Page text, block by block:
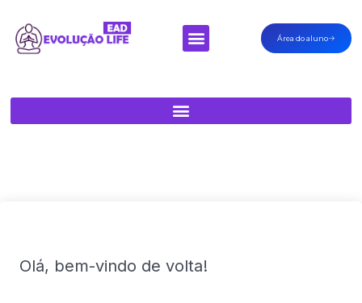
Área do aluno
Olá, bem-vindo de volta!